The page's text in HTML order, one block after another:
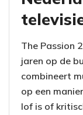
The Passion
jaren op de
combineert
op een
lof is of